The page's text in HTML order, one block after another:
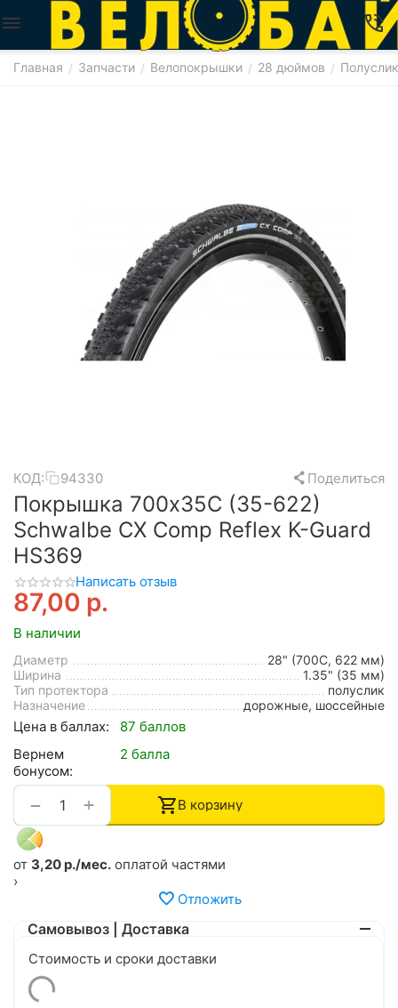
Главная / Запчасти / Велопокрышки / 28 дюймов /
КОД: 94330 Поделиться
Покрышка 700x35C (35-622)
Schwalbe CX Comp Reflex K-Guard
HS369
Написать отзыв
87,00 р.
В наличии
Диаметр
28" (700C, 622 мм)
Ширина
1.35" (35 мм)
Тип протектора
полуслик
Назначение
дорожные, шоссейные
Цена в баллах:
87 баллов
Вернем
бонусом:
2 балла
+
− В корзину
от 3,20 р./мес. оплатой частями
›
Отложить
Самовывоз | Доставка
Стоимость и сроки доставки